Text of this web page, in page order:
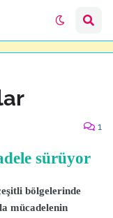
1
sürüyor
bölgelerinde
mücadelenin